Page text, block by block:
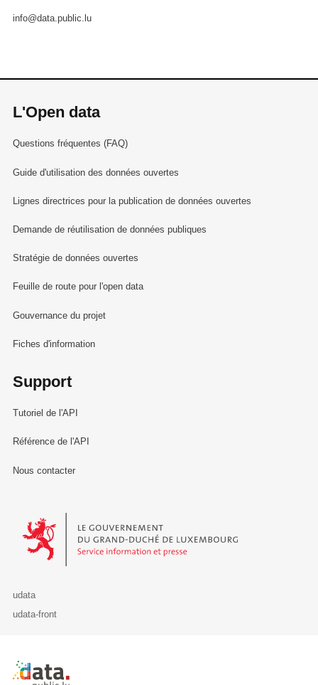
info@data.public.lu
L'Open data
Questions fréquentes (FAQ)
Guide d'utilisation des données ouvertes
Lignes directrices pour la publication de données ouvertes
Demande de réutilisation de données publiques
Stratégie de données ouvertes
Feuille de route pour l'open data
Gouvernance du projet
Fiches d'information
Support
Tutoriel de l'API
Référence de l'API
Nous contacter
Le Gouvernement du Grand-Duché de Luxembourg - Service
udata
udata-front
Retour à l'accueil de data.public.lu